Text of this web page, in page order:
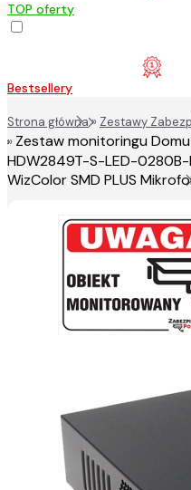
TOP oferty
Bestsellery
Strona główna» Zestawy
» Zestaw monitoringu
HDW2849T-S-LED-0280B-
WizColor SMD PLUS